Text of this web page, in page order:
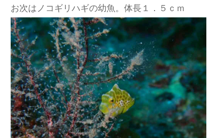
お次はノコギリハギの幼魚。体長１．５ｃｍ